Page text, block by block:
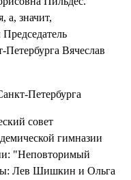
а, значит,
Председатель
Петербурга Вячеслав
Петербурга
совет
гимназии
"Неповторимый
Лев Шишкин и Ольга